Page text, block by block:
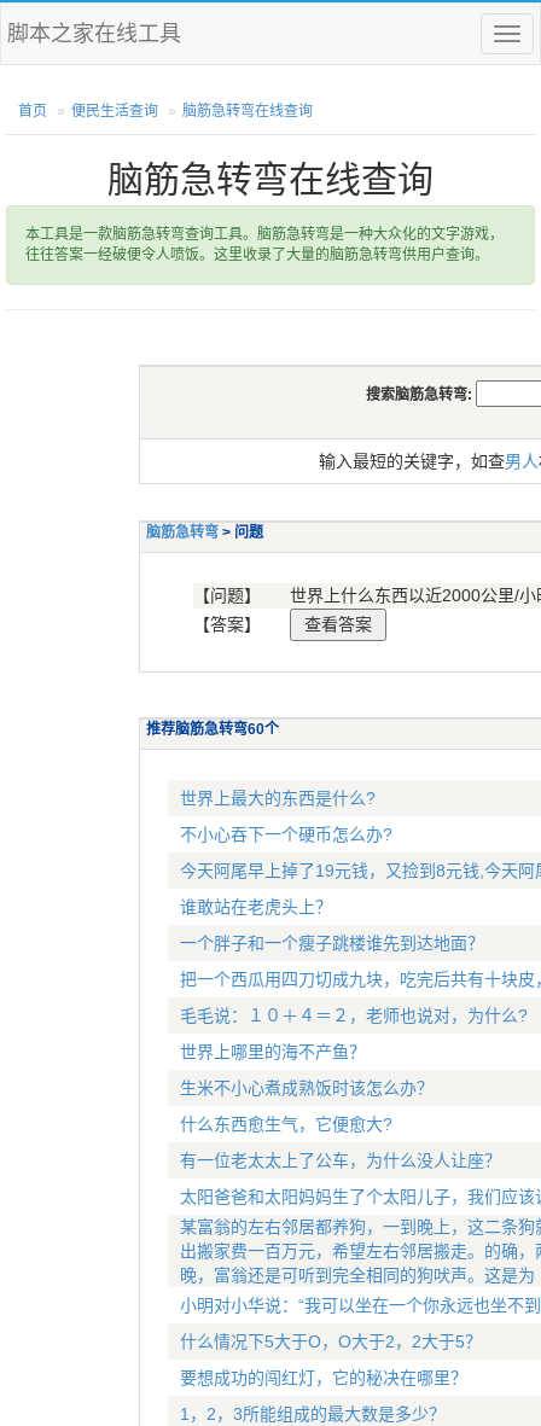
菜
单
脚本之家在线工具
首页 便民生活查询 脑筋急转弯在线查询
脑筋急转弯在线查询
本工具是一款脑筋急转弯查询工具。脑筋急转弯是一种大众化的文字游戏，
往往答案一经破便令人喷饭。这里收录了大量的脑筋急转弯供用户查询。
搜索脑筋急转弯:
输入最短的关键字，如查男人
脑筋急转弯 > 问题
【问题】
世界上什么东西以近2000公里/
【答案】
推荐脑筋急转弯60个
世界上最大的东西是什么?
不小心吞下一个硬币怎么办?
今天阿尾早上掉了19元钱，又捡到8元钱,今天阿
谁敢站在老虎头上？
一个胖子和一个瘦子跳楼谁先到达地面？
把一个西瓜用四刀切成九块，吃完后共有十块皮
毛毛说：１０＋４＝２，老师也说对，为什么?
世界上哪里的海不产鱼？
生米不小心煮成熟饭时该怎么办？
什么东西愈生气，它便愈大?
有一位老太太上了公车，为什么没人让座？
太阳爸爸和太阳妈妈生了个太阳儿子，我们应
某富翁的左右邻居都养狗，一到晚上，这二条
出搬家费一百万元，希望左右邻居搬走。的确
晚，富翁还是可听到完全相同的狗吠声。这是为
小明对小华说：“我可以坐在一个你永远也坐不
什么情况下5大于O，O大于2，2大于5？
要想成功的闯红灯，它的秘决在哪里？
1，2，3所能组成的最大数是多少？